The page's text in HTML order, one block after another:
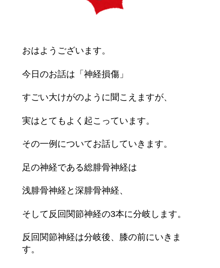
おはようございます。
今日のお話は「神経損傷」
すごい大けがのように聞こえますが、
実はとてもよく起こっています。
その一例についてお話していきます。
足の神経である総腓骨神経は
浅腓骨神経と深腓骨神経、
そして反回関節神経の3本に分岐します。
反回関節神経は分岐後、膝の前にいきま
す。